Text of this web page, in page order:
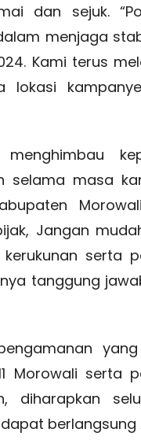
dan sejuk.
menjaga
Kami terus
lokasi
menghimbau
selama masa
Jangan
serta
tanggung
Morowali
diharapkan
berlangsung